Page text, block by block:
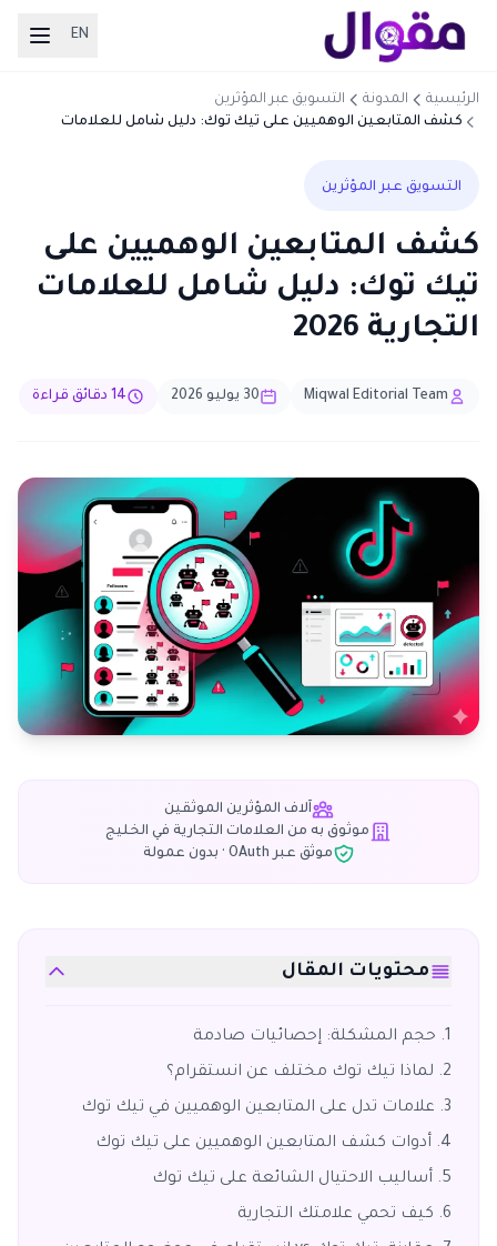
EN
الرئيسية المدونة
التسويق عبر المؤثرين
كشف المتابعين الوهميين على تيك توك: دليل شامل للعلامات
التسويق عبر المؤثرين
كشف المتابعين الوهميين على
تيك توك: دليل شامل للعلامات
التجارية 2026
Miqwal Editorial Team 30 يوليو 2026 14 دقائق قراءة
آلاف المؤثرين الموثقين
موثوق به من العلامات التجارية في الخليج
موثق عبر OAuth · بدون عمولة
محتويات المقال
حجم المشكلة: إحصائيات صادمة
لماذا تيك توك مختلف عن انستقرام؟
علامات تدل على المتابعين الوهميين في تيك توك
أدوات كشف المتابعين الوهميين على تيك توك
أساليب الاحتيال الشائعة على تيك توك
كيف تحمي علامتك التجارية